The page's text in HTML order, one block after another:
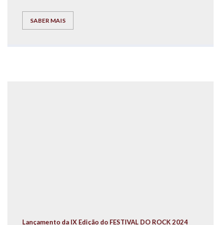
SABER MAIS
Lançamento da IX Edição do FESTIVAL DO ROCK 2024